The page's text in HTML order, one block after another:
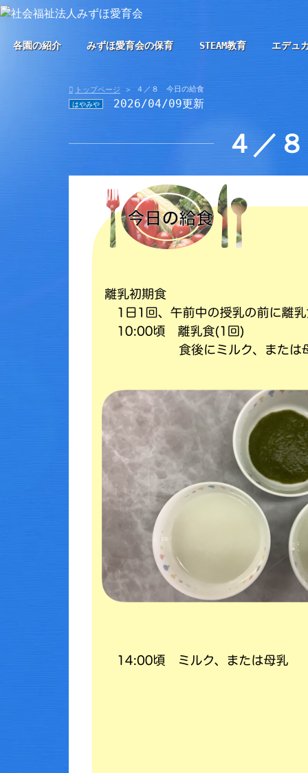
各園の紹介 みずほ愛育会の保育 STEAM教育 エデュ
トップページ ４／８ 今日の給食
はやみや 2026/04/09更新
４／